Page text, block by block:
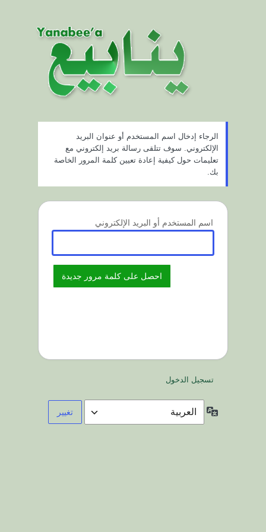
الرجاء إدخال اسم المستخدم أو عنوان البريد
الإلكتروني. سوف تتلقى رسالة بريد إلكتروني مع
تعليمات حول كيفية إعادة تعيين كلمة المرور الخاصة
بك.
اسم المستخدم أو البريد الإلكتروني
تسجيل الدخول
اللغة